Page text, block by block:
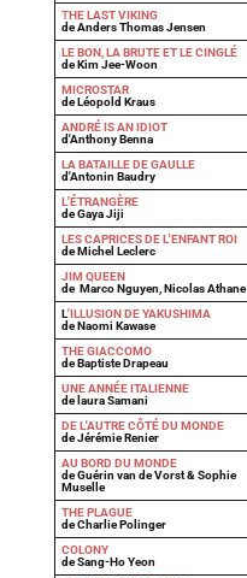
THE LAST VIKING
de Anders Thomas Jensen
LE BON, LA BRUTE ET LE CINGLÉ
de Kim Jee-Woon
MICROSTAR
de Léopold Kraus
ANDRÉ IS AN IDIOT
d'Anthony Benna
LA BATAILLE DE GAULLE
d'Antonin Baudry
L'ÉTRANGÈRE
de Gaya Jiji
LES CAPRICES DE L'ENFANT ROI
de Michel Leclerc
JIM QUEEN
de Marco Nguyen, Nicolas Athane
L'ILLUSION DE YAKUSHIMA
de Naomi Kawase
THE GIACCOMO
de Baptiste Drapeau
UNE ANNÉE ITALIENNE
de laura Samani
DE L'AUTRE CÔTÉ DU MONDE
de Jérémie Renier
AU BORD DU MONDE
de Guérin van de Vorst & Sophie
Muselle
THE PLAGUE
de Charlie Polinger
COLONY
de Sang-Ho Yeon